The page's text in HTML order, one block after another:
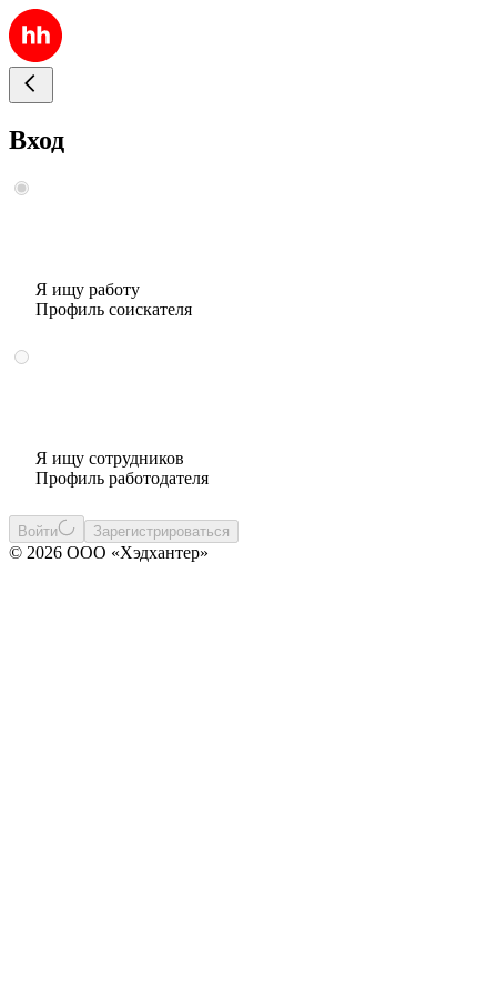
Вход
Я ищу работу
Профиль соискателя
Я ищу сотрудников
Профиль работодателя
Войти Зарегистрироваться
© 2026 ООО «Хэдхантер»